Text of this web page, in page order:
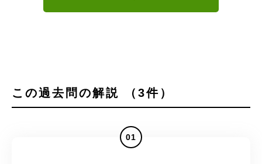
この過去問の解説 （3件）
01